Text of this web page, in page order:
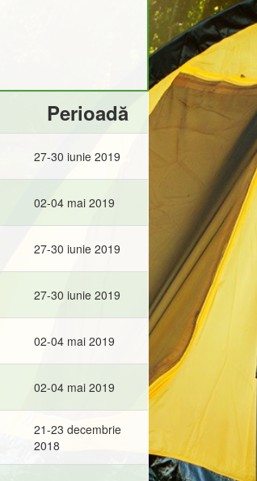
Perioadă
27-30 iunie 2019
02-04 mai 2019
27-30 iunie 2019
27-30 iunie 2019
02-04 mai 2019
02-04 mai 2019
21-23 decembrie
2018